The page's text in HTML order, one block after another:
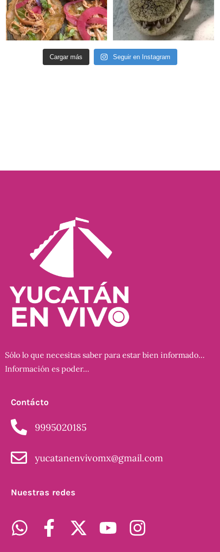
Cargar más Seguir en Instagram
Sólo lo que necesitas saber para estar bien informado…
Información es poder…
Contácto
9995020185
yucatanenvivomx@gmail.com
Nuestras redes